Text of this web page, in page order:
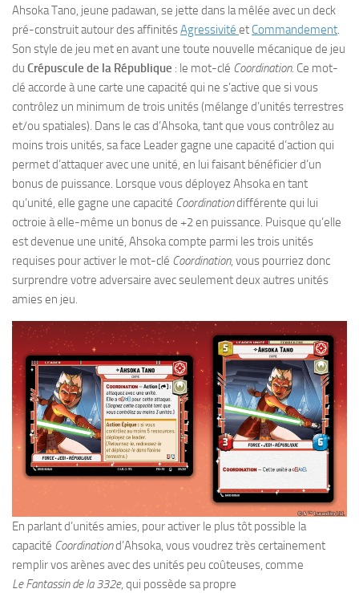
Ahsoka Tano, jeune padawan, se jette dans la mêlée avec un deck
pré-construit autour des affinitésAgressivité et Commandement.
Son style de jeu met en avant une toute nouvelle mécanique de jeu
du Crépuscule de la République : le mot-clé Coordination. Ce mot-
clé accorde à une carte une capacité qui ne s’active que si vous
contrôlez un minimum de trois unités (mélange d’unités terrestres
et/ou spatiales). Dans le cas d’Ahsoka, tant que vous contrôlez au
moins trois unités, sa face Leader gagne une capacité d’action qui
permet d’attaquer avec une unité, en lui faisant bénéficier d’un
bonus de puissance. Lorsque vous déployez Ahsoka en tant
qu’unité, elle gagne une capacité Coordinationdifférente qui lui
octroie à elle-même un bonus de +2 en puissance. Puisque qu’elle
est devenue une unité, Ahsoka compte parmi les trois unités
requises pour activer le mot-clé Coordination, vous pourriez donc
surprendre votre adversaire avec seulement deux autres unités
amies en jeu.
En parlant d’unités amies, pour activer le plus tôt possible la
capacité Coordinationd’Ahsoka, vous voudrez très certainement
remplir vos arènes avec des unités peu coûteuses, comme
Le Fantassin de la 332e, qui possède sa propre